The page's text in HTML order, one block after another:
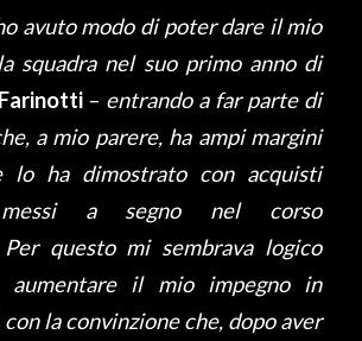
avuto modo di poter dare il mio
squadra nel suo primo anno di
Farinotti– entrando a far parte di
a mio parere, ha ampi margini
lo ha dimostrato con acquisti
messi a segno nel corso
Per questo mi sembrava logico
aumentare il mio impegno in
la convinzione che, dopo aver